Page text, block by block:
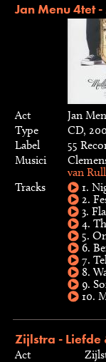
Jan Menu 4tet
Act
Jan
Type
CD,
Label
55
Musici
van
Tracks
1.
2.
3.
4.
5.
6.
7.
8.
9.
10.
Zijlstra - Liefde
Act